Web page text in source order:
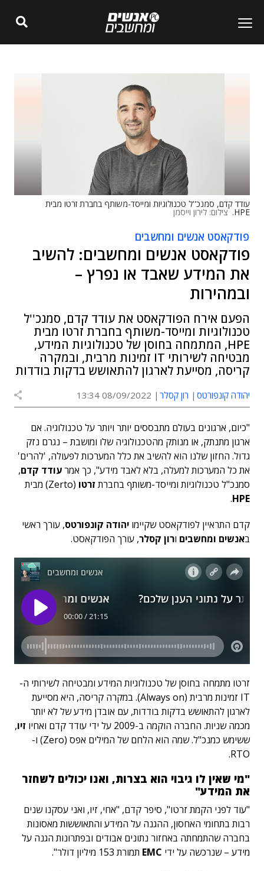
עודד קדם, סמנכ''ל טכנולוגיות ומייסד-משותף בחברת זרטו מבית
HPE. צילום: לירון וייסמן
פודקאסט אנשים ומחשבים
פודקאסט אנשים ומחשבים: להשיב
את המידע שאבד או נפרץ –
ובמהירות
הפעם אירח הפודקאסט את עודד קדם, סמנכ''ל
טכנולוגיות ומייסד-משותף בחברת זרטו מבית
HPE, המתמחה בחוסן של טכנולוגיות המידע,
מבטיחה לשירותי IT זמינות מרבית, ובמקרה
קריסה, מסייעת לארגון להתאושש בדקות בודדות
יהודה קונפורטס רון קסלר 08/09/2022 13:34
"כיום, ארגונים בעולם מתבססים יותר ויותר על טכנולוגיה. אם
ארגון מתנתק, או מנותק מהטכנולוגיה שלו ומושבת – נגרם נזק
גדול. החזון שלנו הוא להשיב את כלל המערכות לפעולה, 'להרים'
את כל המערכות למעלה, בלא לאבד מידע", כך אמרעודד קדם,
סמנכ"ל טכנולוגיות ומייסד-משותף בחברת זרטו (Zerto) מבית
HPE
.
קדם התראיין לפודקאסט שקיימו יהודה קונפורטס, עורך ראשי
באנשים ומחשבים ורון קסלר, עורך הפודקאסט.
זרטו מתמחה בחוסן של טכנולוגיות המידע ומבטיחה לשירותי ה-
IT זמינות מרבית (Always on). במקרה קריסה, היא מסייעת
לארגון להתאושש בדקות בודדות, עם אובדן מידע של לא יותר
מכמה שניות. החברה הוקמה ב-2009 על ידי עודד קדם ואחיו
זיו,
ששימש כמנכ"ל. שמה הוא הלחם של המילים אפס (Zero) ו-
RTO.
"מי שאין לו גיבוי הוא בצרות, ואנו יכולים לשחזר
את המידע"
"עוד לפני הקמת זרטו", סיפר קדם, "אחי, זיו, ואני עסקנו שנים
רבות בתחומי האחסון, ההגנה על המידע והתאוששות מאסונות
בחברה שהתמחתה באחזור נתונים אבודים ובפתרונות הגנה על
מידע – שנרכשה על ידי EMC תמורת 153 מיליון דולר".